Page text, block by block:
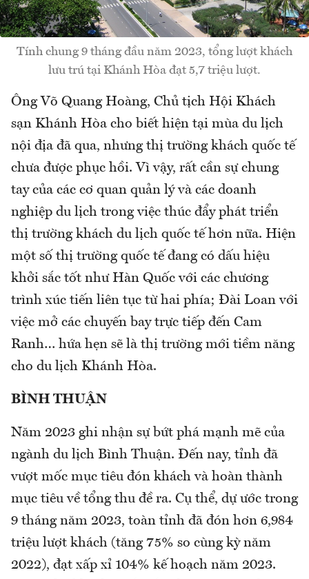
Tính chung 9 tháng đầu năm 2023, tổng lượt khách
lưu trú tại Khánh Hòa đạt 5,7 triệu lượt.
Ông Võ Quang Hoàng, Chủ tịch Hội Khách
sạn Khánh Hòa cho biết hiện tại mùa du lịch
nội địa đã qua, nhưng thị trường khách quốc tế
chưa được phục hồi. Vì vậy, rất cần sự chung
tay của các cơ quan quản lý và các doanh
nghiệp du lịch trong việc thúc đẩy phát triển
thị trường khách du lịch quốc tế hơn nữa. Hiện
một số thị trường quốc tế đang có dấu hiệu
khởi sắc tốt như Hàn Quốc với các chương
trình xúc tiến liên tục từ hai phía; Đài Loan với
việc mở các chuyến bay trực tiếp đến Cam
Ranh… hứa hẹn sẽ là thị trường mới tiềm năng
cho du lịch Khánh Hòa.
BÌNH THUẬN
Năm 2023 ghi nhận sự bứt phá mạnh mẽ của
ngành du lịch Bình Thuận. Đến nay, tỉnh đã
vượt mốc mục tiêu đón khách và hoàn thành
mục tiêu về tổng thu đề ra. Cụ thể, dự ước trong
9 tháng năm 2023, toàn tỉnh đã đón hơn 6,984
triệu lượt khách (tăng 75% so cùng kỳ năm
2022), đạt xấp xỉ 104% kế hoạch năm 2023.